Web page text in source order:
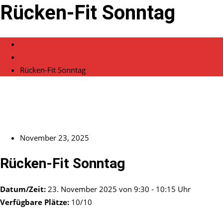
Rücken-Fit Sonntag
Rücken-Fit Sonntag
November 23, 2025
Rücken-Fit Sonntag
Datum/Zeit: 23. November 2025 von 9:30 - 10:15 Uhr
Verfügbare Plätze: 10/10